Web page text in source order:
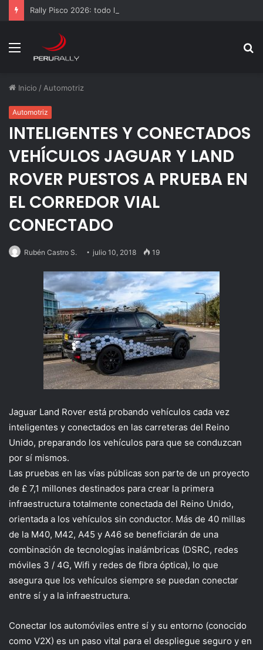
Rally Pisco 2026: todo listo para la gran final del RallyACP
Menú
Inicio / Automotriz
Automotriz
INTELIGENTES Y CONECTADOS
VEHÍCULOS JAGUAR Y LAND
ROVER PUESTOS A PRUEBA EN
EL CORREDOR VIAL
CONECTADO
Rubén Castro S. julio 10, 2018 19
Jaguar Land Rover está probando vehículos cada vez
inteligentes y conectados en las carreteras del Reino
Unido, preparando los vehículos para que se conduzcan
por sí mismos.
Las pruebas en las vías públicas son parte de un proyecto
de £ 7,1 millones destinados para crear la primera
infraestructura totalmente conectada del Reino Unido,
orientada a los vehículos sin conductor. Más de 40 millas
de la M40, M42, A45 y A46 se beneficiarán de una
combinación de tecnologías inalámbricas (DSRC, redes
móviles 3 / 4G, Wifi y redes de fibra óptica), lo que
asegura que los vehículos siempre se puedan conectar
entre sí y a la infraestructura.
Conectar los automóviles entre sí y su entorno (conocido
como V2X) es un paso vital para el despliegue seguro y en